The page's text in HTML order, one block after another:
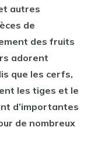
autres
de
des fruits
adorent
que les cerfs,
les tiges et le
d’importantes
de nombreux